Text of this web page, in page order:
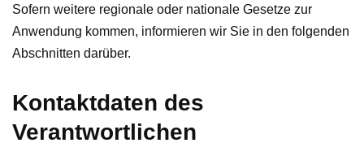
Sofern weitere regionale oder nationale Gesetze zur
Anwendung kommen, informieren wir Sie in den folgenden
Abschnitten darüber.
Kontaktdaten des
Verantwortlichen